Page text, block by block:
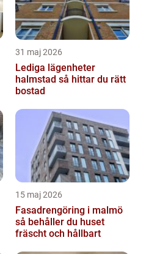
31 maj 2026
Lediga lägenheter
halmstad så hittar du rätt
bostad
15 maj 2026
Fasadrengöring i malmö
så behåller du huset
fräscht och hållbart